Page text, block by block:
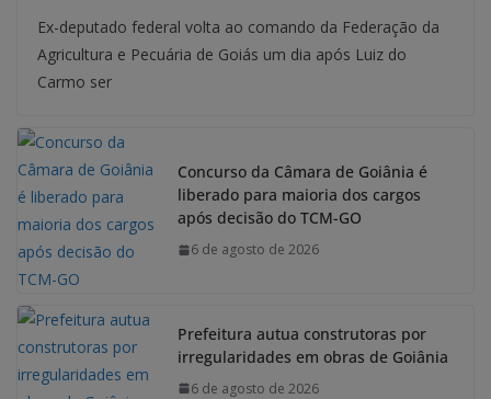
Ex-deputado federal volta ao comando da Federação da
Agricultura e Pecuária de Goiás um dia após Luiz do
Carmo ser
Concurso da Câmara de Goiânia é
liberado para maioria dos cargos
após decisão do TCM-GO
6 de agosto de 2026
Prefeitura autua construtoras por
irregularidades em obras de Goiânia
6 de agosto de 2026